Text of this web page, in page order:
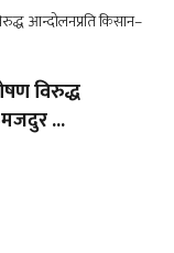
विरुद्ध
...